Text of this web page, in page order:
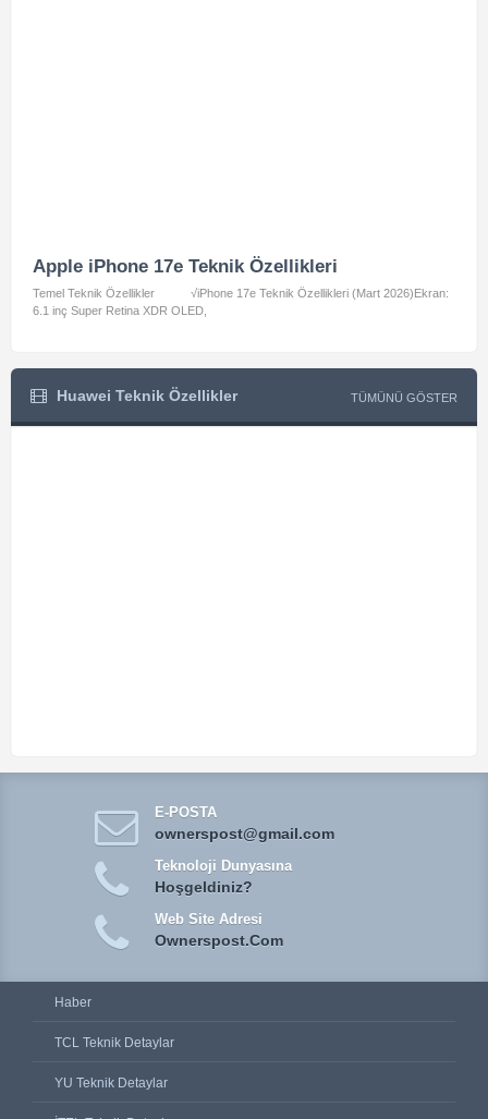
Apple iPhone 17e Teknik Özellikleri
Temel Teknik Özellikler √iPhone 17e Teknik Özellikleri (Mart 2026)Ekran:
6.1 inç Super Retina XDR OLED,
Huawei Teknik Özellikler TÜMÜNÜ GÖSTER
E-POSTA
ownerspost@gmail.com
Teknoloji Dunyasına
Hoşgeldiniz?
Web Site Adresi
Ownerspost.Com
Haber
TCL Teknik Detaylar
YU Teknik Detaylar